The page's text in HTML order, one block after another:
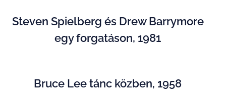
Steven Spielberg és Drew Barrymore
egy forgatáson, 1981
Bruce Lee tánc közben, 1958